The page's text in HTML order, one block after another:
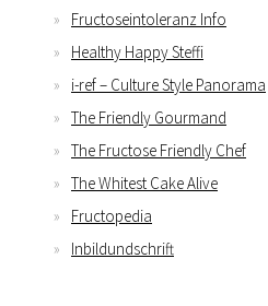
Fructoseintoleranz Info
Healthy Happy Steffi
i-ref – Culture Style Panorama
The Friendly Gourmand
The Fructose Friendly Chef
The Whitest Cake Alive
Fructopedia
Inbildundschrift